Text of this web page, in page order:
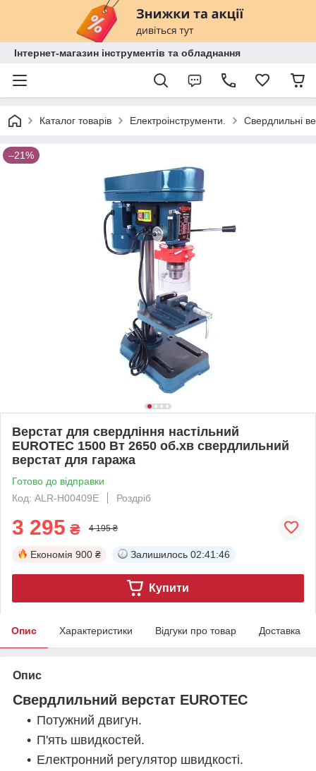
Інтернет-магазин інструментів та обладнання
Каталог товарів Електроінструменти. Свердлильні
–21%
Верстат для свердління настільний
EUROTEC 1500 Вт 2650 об.хв свердлильний
верстат для гаража
Готово до відправки
Код: ALR-H00409E
Роздріб
3 295 ₴ 4 195 ₴
Економія 900 ₴ Залишилось 02:41:45
Купити
Опис Характеристики Відгуки про товар Доставка
Опис
Свердлильний верстат EUROTEC
Потужний двигун.
П'ять швидкостей.
Електронний регулятор швидкості.